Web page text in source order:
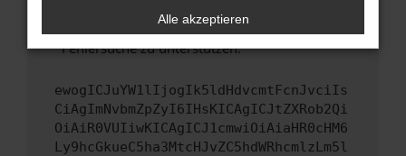
uns diesen Text schicken, um uns bei der
Fehlersuche zu unterstützen:
ewogICJuYW1lIjogIk5ldHdvcmtFcnJvciIs
CiAgImNvbmZpZyI6IHsKICAgICJtZXRob2Qi
OiAiR0VUIiwKICAgICJ1cmwiOiAiaHR0cHM6
Ly9hcGkueC5ha3MtcHJvZC5hdWRhcmlzLm5l
Alle akzeptieren